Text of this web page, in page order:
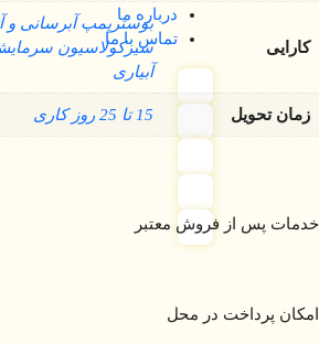
درباره ما
تماس با ما
کارایی
بوسترپمپ آبرسانی و
سیرکولاسیون
آبیاری
زمان تحویل 15 تا 25 روز کاری
خدمات پس از فروش معتبر
امکان پرداخت در محل